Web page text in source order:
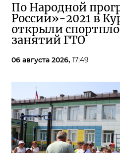
По Народной
России»-2021 в
открыли
занятий ГТО
06 августа 2026, 17:49